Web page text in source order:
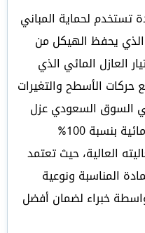
لحماية المباني
الذي يحفظ الهيكل من
العازل المائي الذي
الأسطح والتغيرات
في السوق السعودي عزل
البولي يوريثان الذي يوفر حماية مائية بنسبة 100%
العالية، حيث تعتمد
المناسبة ونوعية
خبراء لضمان أفضل